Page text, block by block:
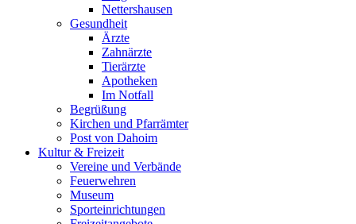
Nettershausen
Gesundheit
Ärzte
Zahnärzte
Tierärzte
Apotheken
Im Notfall
Begrüßung
Kirchen und Pfarrämter
Post von Dahoim
Kultur & Freizeit
Vereine und Verbände
Feuerwehren
Museum
Sporteinrichtungen